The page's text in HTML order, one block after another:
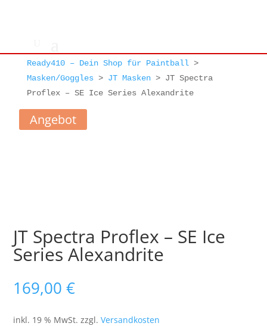
Ready410 – Dein Shop für Paintball>
Masken/Goggles> JT Masken> JT Spectra
Proflex – SE Ice Series Alexandrite
Angebot
JT Spectra Proflex – SE Ice
Series Alexandrite
169,00€
inkl. 19 % MwSt. zzgl.Versandkosten